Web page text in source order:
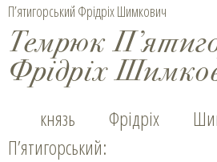
П’ятигорський Фрiдрiх Шимкович
Темрюк
Фрiдрiх
князь Фрiдрiх Шимкович Темрюк
П’ятигорський: